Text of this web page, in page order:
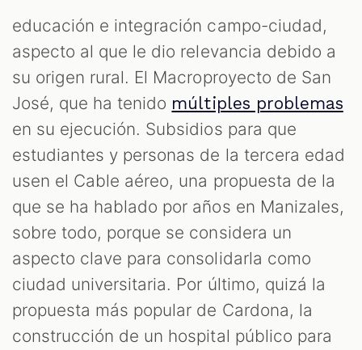
educación e integración campo-ciudad,
aspecto al que le dio relevancia debido a
su origen rural. El Macroproyecto de San
José, que ha tenido múltiples problemas
en su ejecución. Subsidios para que
estudiantes y personas de la tercera edad
usen el Cable aéreo, una propuesta de la
que se ha hablado por años en Manizales,
sobre todo, porque se considera un
aspecto clave para consolidarla como
ciudad universitaria. Por último, quizá la
propuesta más popular de Cardona, la
construcción de un hospital público para